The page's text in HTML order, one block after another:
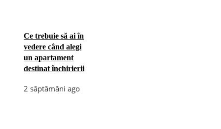
Ce trebuie să ai în
vedere când alegi
un apartament
destinat închirierii
2 săptămâni ago